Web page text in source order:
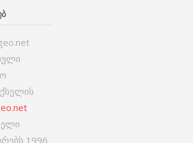
1996